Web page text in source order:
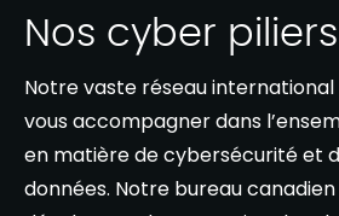
Nos cyber piliers
Notre vaste réseau
vous accompagner dans
en matière de cybersécurité et
données. Notre bureau